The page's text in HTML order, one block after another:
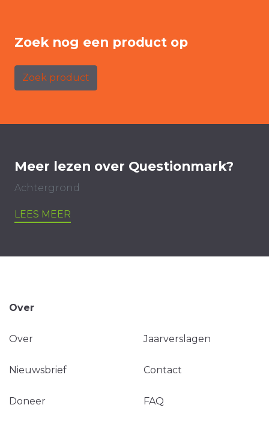
Zoek nog een product op
Zoek product
Meer lezen over Questionmark?
Achtergrond
LEES MEER
Over
Over Jaarverslagen
Nieuwsbrief Contact
Doneer FAQ